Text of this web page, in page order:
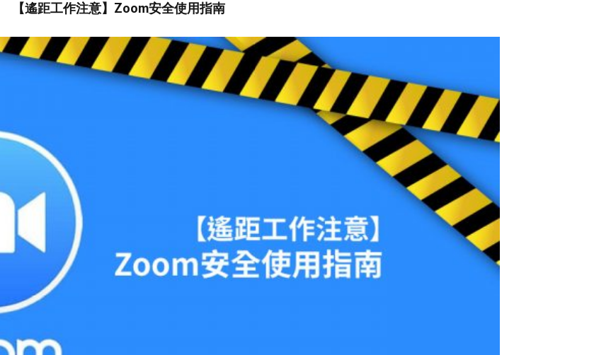
【遙距工作注意】Zoom安全使用指南